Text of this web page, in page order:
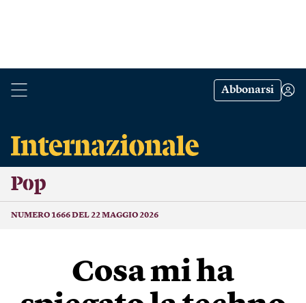
Abbonarsi
Pop
NUMERO 1666 DEL 22 MAGGIO 2026
Cosa mi ha